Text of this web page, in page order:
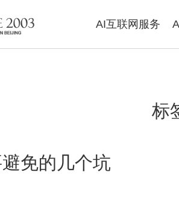
AI互联网服务
标
免的几个坑